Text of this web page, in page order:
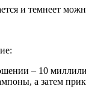
и темнеет
– 10
а затем